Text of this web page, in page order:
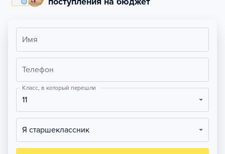
Имя
Телефон
Класс, в который перешли
11
Я старшеклассник